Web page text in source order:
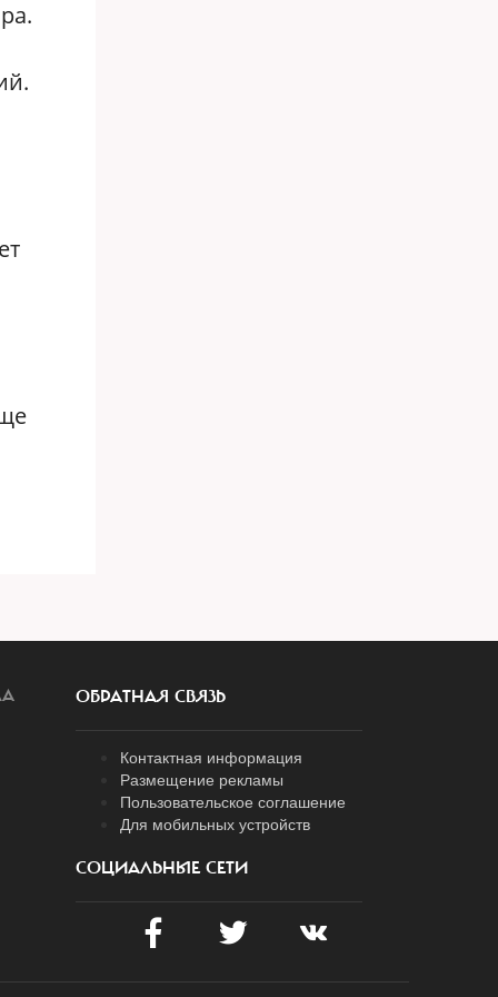
ОБРАТНАЯ СВЯЗЬ
Контактная информация
Размещение рекламы
Пользовательское соглашение
Для мобильных устройств
СОЦИАЛЬНЫЕ СЕТИ